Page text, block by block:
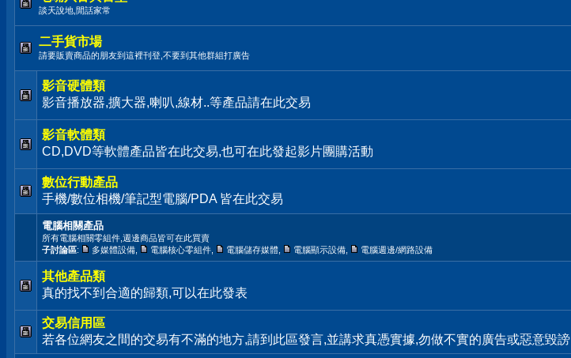
談天說地,閒話家常
二手貨市場
請要販賣商品的朋友到這裡刊登,不要到其他群組打廣告
影音硬體類
影音播放器,擴大器,喇叭,線材..等產品請在此交易
影音軟體類
CD,DVD等軟體產品皆在此交易,也可在此發起影片團購活動
數位行動產品
手機/數位相機/筆記型電腦/PDA 皆在此交易
電腦相關產品
所有電腦相關零組件,週邊商品皆可在此買賣
子討論區: 多媒體設備 電腦核心零組件 電腦儲存媒體 電腦顯示設備 電腦週邊/網路設備
其他產品類
真的找不到合適的歸類,可以在此發表
交易信用區
若各位網友之間的交易有不滿的地方,請到此區發言,並講求真憑實據,勿做不實的廣告或惡意毀謗